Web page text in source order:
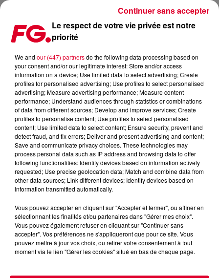
FG UNDERGROUND : LUCIANO
Le respect de votre vie privée est notre
priorité
We and our (447) partnersdo the following data processing based on
your consent and/or our legitimate interest: Store and/or access
information on a device; Use limited data to select advertising; Create
profiles for personalised advertising; Use profiles to select personalised
advertising; Measure advertising performance; Measure content
performance; Understand audiences through statistics or combinations
of data from different sources; Develop and improve services; Create
profiles to personalise content; Use profiles to select personalised
content; Use limited data to select content; Ensure security, prevent and
detect fraud, and fix errors; Deliver and present advertising and content;
Save and communicate privacy choices. These technologies may
process personal data such as IP address and browsing data to offer
following functionalities: Identify devices based on information actively
requested; Use precise geolocation data; Match and combine data from
other data sources; Link different devices; Identify devices based on
information transmitted automatically.
Vous pouvez accepter en cliquant sur "Accepter et fermer", ou affiner en
sélectionnant les finalités et/ou partenaires dans "Gérer mes choix".
Vous pouvez également refuser en cliquant sur "Continuer sans
accepter". Vos préférences ne s'appliqueront que pour ce site. Vous
pouvez mettre à jour vos choix, ou retirer votre consentement à tout
moment via le lien "Gérer les cookies" situé en bas de chaque page.
Continuer sans accepter